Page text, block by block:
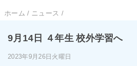
ホーム / ニュース /
9月14日 ４年生 校外学習へ
2023年9月26日火曜日